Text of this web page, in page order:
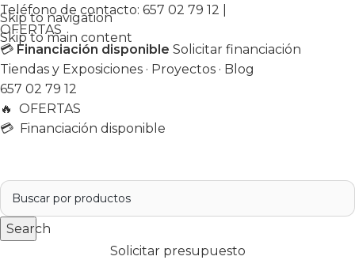
Skip to navigation
Skip to main content
Teléfono de contacto: 657 02 79 12
OFERTAS
💳 Financiación disponible Solicitar financiación
Tiendas y Exposiciones · Proyectos · Blog
657 02 79 12
🔥 OFERTAS
💳 Financiación disponible
Search
Solicitar presupuesto